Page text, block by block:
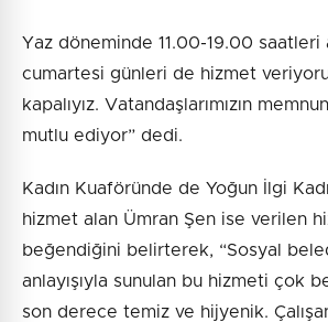
Yaz döneminde 11.00-19.00 saatleri
cumartesi günleri de hizmet
kapalıyız. Vatandaşlarımızın
mutlu ediyor” dedi.
Kadın Kuaföründe de Yoğun İlgi
hizmet alan Ümran Şen ise verilen
beğendiğini belirterek, “Sosyal
anlayışıyla sunulan bu hizmeti çok
son derece temiz ve hijyenik.